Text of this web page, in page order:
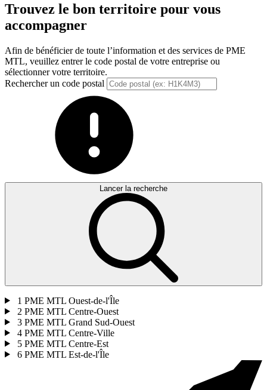
Trouvez le bon territoire pour vous
accompagner
Afin de bénéficier de toute l’information et des services de PME
MTL, veuillez entrer le code postal de votre entreprise ou
sélectionner votre territoire.
Rechercher un code postal
Lancer la recherche
1 PME MTL Ouest-de-l'Île
2 PME MTL Centre-Ouest
3 PME MTL Grand Sud-Ouest
4 PME MTL Centre-Ville
5 PME MTL Centre-Est
6 PME MTL Est-de-l'Île